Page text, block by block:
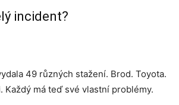
incident?
49 různých stažení. Brod. Toyota.
Každý má teď své vlastní problémy.